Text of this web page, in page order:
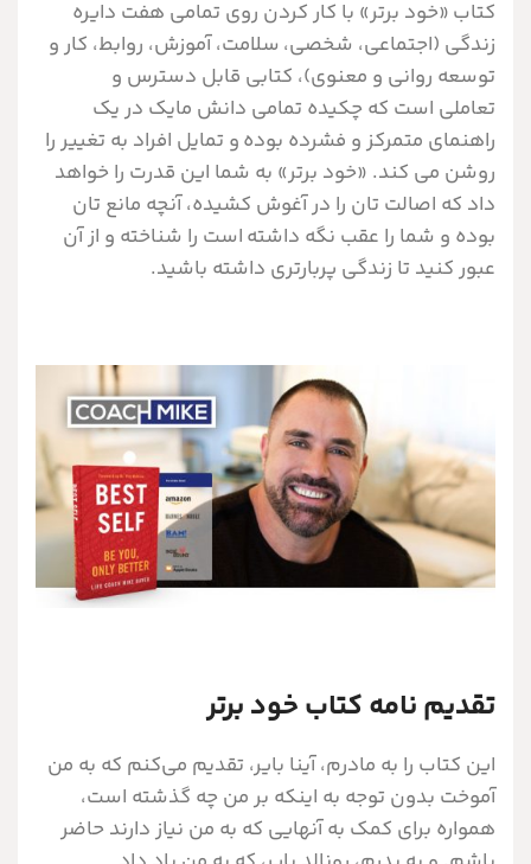
کتاب «خود برتر» با کار کردن روی تمامی هفت دایره
زندگی (اجتماعی، شخصی، سلامت، آموزش، روابط، کار و
توسعه روانی و معنوی)، کتابی قابل دسترس و
تعاملی است که چکیده تمامی دانش مایک در یک
راهنمای متمرکز و فشرده بوده و تمایل افراد به تغییر را
روشن می کند. «خود برتر» به شما این قدرت را خواهد
داد که اصالت تان را در آغوش کشیده، آنچه مانع تان
بوده و شما را عقب نگه داشته است را شناخته و از آن
عبور کنید تا زندگی پربارتری داشته باشید.
تقدیم‌ نامه کتاب خود برتر
این کتاب را به مادرم، آینا بایر، تقدیم می‌کنم که به من
آموخت بدون توجه به اینکه بر من چه گذشته است،
همواره برای کمک به آنهایی که به من نیاز دارند حاضر